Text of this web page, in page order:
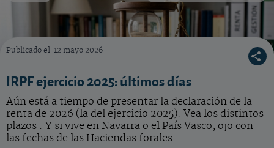
Publicado el 12 mayo 2026
IRPF ejercicio 2025: últimos días
Aún está a tiempo de presentar la declaración de la
renta de 2026 (la del ejercicio 2025). Vea los distintos
plazos . Y si vive en Navarra o el País Vasco, ojo con
las fechas de las Haciendas forales.